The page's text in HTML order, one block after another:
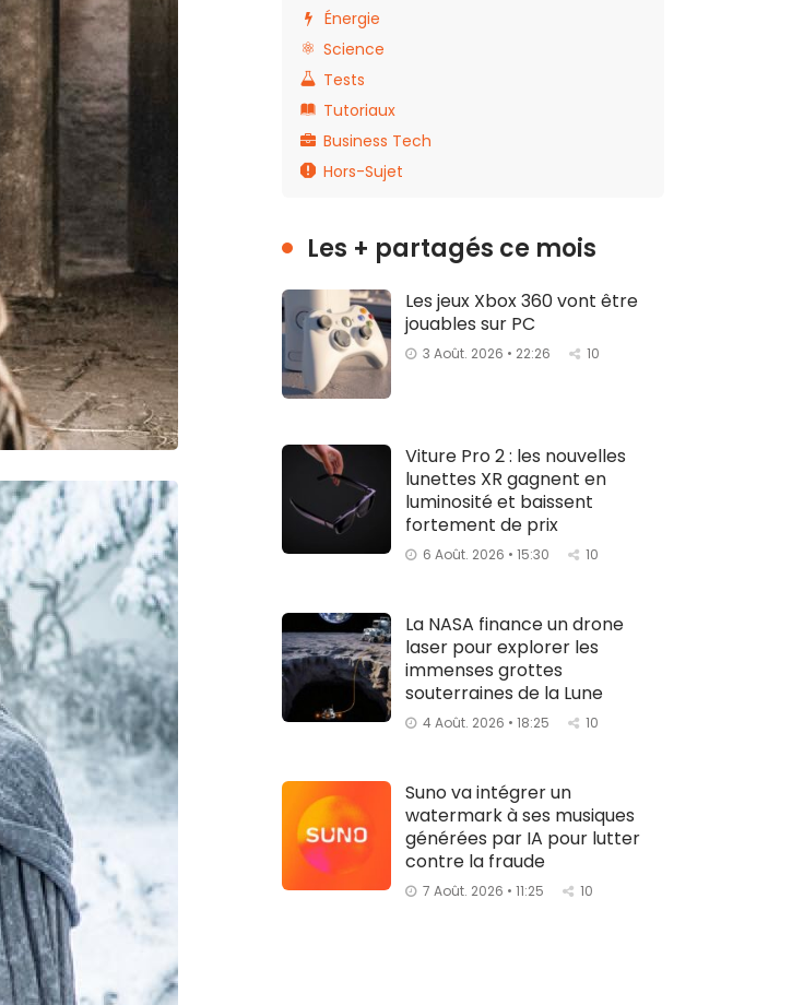
Énergie
Science
Tests
Tutoriaux
Business Tech
Hors-Sujet
Les + partagés ce mois
Les jeux Xbox 360 vont être
jouables sur PC
3 Août. 2026 • 22:26 10
Viture Pro 2 : les nouvelles
lunettes XR gagnent en
luminosité et baissent
fortement de prix
6 Août. 2026 • 15:30 10
La NASA finance un drone
laser pour explorer les
immenses grottes
souterraines de la Lune
4 Août. 2026 • 18:25 10
Suno va intégrer un
watermark à ses musiques
générées par IA pour lutter
contre la fraude
7 Août. 2026 • 11:25 10